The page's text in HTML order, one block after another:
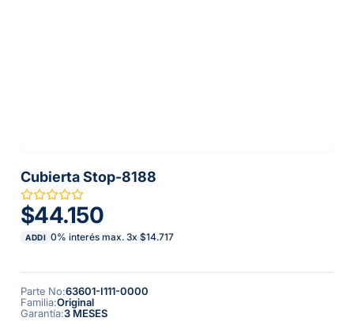
Cubierta Stop-8188
$44.150
ADDI 0% interés max. 3x $14.717
Parte No:63601-I111-0000
Familia:Original
Garantía:3 MESES